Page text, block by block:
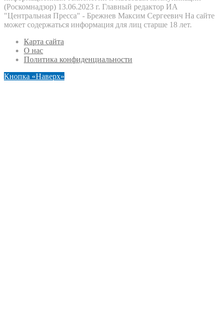
(Роскомнадзор) 13.06.2023 г. Главный редактор ИА
"Центральная Пресса" - Брежнев Максим Сергеевич На сайте
может содержаться информация для лиц старше 18 лет.
Карта сайта
О нас
Политика конфиденциальности
Кнопка «Наверх»